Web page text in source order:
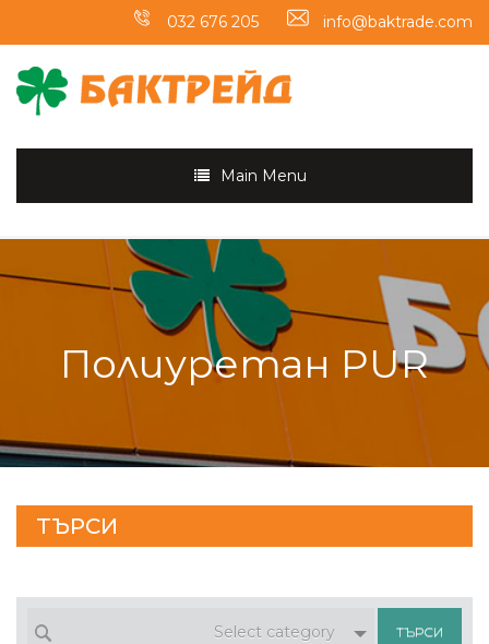
032 676 205 info@baktrade.com
Main Menu
Полиуретан PUR
ТЪРСИ
Select category